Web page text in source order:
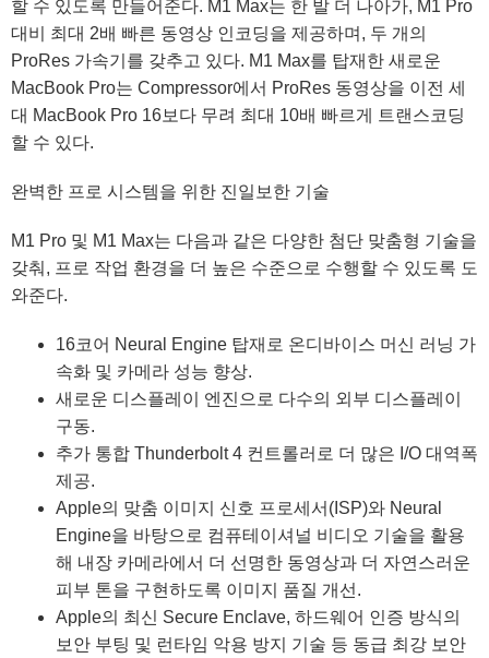
할 수 있도록 만들어준다. M1 Max는 한 발 더 나아가, M1 Pro
대비 최대 2배 빠른 동영상 인코딩을 제공하며, 두 개의
ProRes 가속기를 갖추고 있다. M1 Max를 탑재한 새로운
MacBook Pro는 Compressor에서 ProRes 동영상을 이전 세
대 MacBook Pro 16보다 무려 최대 10배 빠르게 트랜스코딩
할 수 있다.
완벽한 프로 시스템을 위한 진일보한 기술
M1 Pro 및 M1 Max는 다음과 같은 다양한 첨단 맞춤형 기술을
갖춰, 프로 작업 환경을 더 높은 수준으로 수행할 수 있도록 도
와준다.
16코어 Neural Engine 탑재로 온디바이스 머신 러닝 가
속화 및 카메라 성능 향상.
새로운 디스플레이 엔진으로 다수의 외부 디스플레이
구동.
추가 통합 Thunderbolt 4 컨트롤러로 더 많은 I/O 대역폭
제공.
Apple의 맞춤 이미지 신호 프로세서(ISP)와 Neural
Engine을 바탕으로 컴퓨테이셔널 비디오 기술을 활용
해 내장 카메라에서 더 선명한 동영상과 더 자연스러운
피부 톤을 구현하도록 이미지 품질 개선.
Apple의 최신 Secure Enclave, 하드웨어 인증 방식의
보안 부팅 및 런타임 악용 방지 기술 등 동급 최강 보안